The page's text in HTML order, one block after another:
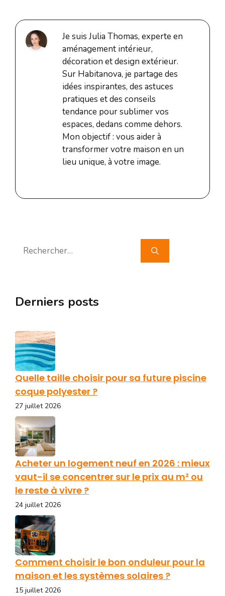
Je suis Julia Thomas, experte en
aménagement intérieur,
décoration et design extérieur.
Sur Habitanova, je partage des
idées inspirantes, des astuces
pratiques et des conseils
tendance pour sublimer vos
espaces, dedans comme dehors.
Mon objectif : vous aider à
transformer votre maison en un
lieu unique, à votre image.
Rechercher :
Derniers posts
Quelle taille choisir pour sa future piscine
coque polyester ?
27 juillet 2026
Acheter un logement neuf en 2026 : mieux
vaut-il se concentrer sur le prix au m² ou
le reste à vivre ?
24 juillet 2026
Comment choisir le bon onduleur pour la
maison et les systèmes solaires ?
15 juillet 2026